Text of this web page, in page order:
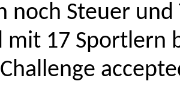
noch Steuer
mit 17 Sportlern